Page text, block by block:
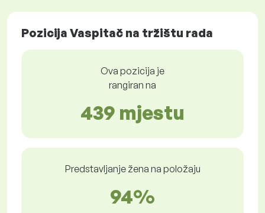
Pozicija Vaspitač na tržištu rada
Ova pozicija je
rangiran na
439 mjestu
Predstavljanje žena na položaju
94%